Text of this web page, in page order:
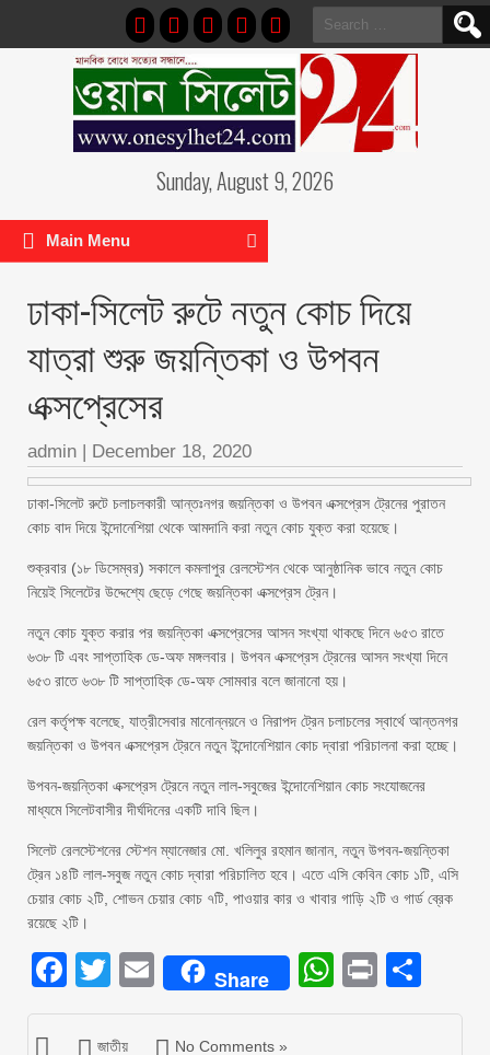
Search
for:
Sunday, August 9, 2026
Main Menu
ঢাকা-সিলেট রুটে নতুন কোচ দিয়ে
যাত্রা শুরু জয়ন্তিকা ও উপবন
এক্সপ্রেসের
admin | December 18, 2020
ঢাকা-সিলেট রুটে চলাচলকারী আন্তঃনগর জয়ন্তিকা ও উপবন এক্সপ্রেস ট্রেনের পুরাতন
কোচ বাদ দিয়ে ইন্দোনেশিয়া থেকে আমদানি করা নতুন কোচ যুক্ত করা হয়েছে।
শুক্রবার (১৮ ডিসেম্বর) সকালে কমলাপুর রেলস্টেশন থেকে আনুষ্ঠানিক ভাবে নতুন কোচ
নিয়েই সিলেটের উদ্দেশ্যে ছেড়ে গেছে জয়ন্তিকা এক্সপ্রেস ট্রেন।
নতুন কোচ যুক্ত করার পর জয়ন্তিকা এক্সপ্রেসের আসন সংখ্যা থাকছে দিনে ৬৫৩ রাতে
৬৩৮ টি এবং সাপ্তাহিক ডে-অফ মঙ্গলবার। উপবন এক্সপ্রেস ট্রেনের আসন সংখ্যা দিনে
৬৫৩ রাতে ৬৩৮ টি সাপ্তাহিক ডে-অফ সোমবার বলে জানানো হয়।
রেল কর্তৃপক্ষ বলেছে, যাত্রীসেবার মানোন্নয়নে ও নিরাপদ ট্রেন চলাচলের স্বার্থে আন্তনগর
জয়ন্তিকা ও উপবন এক্সপ্রেস ট্রেনে নতুন ইন্দোনেশিয়ান কোচ দ্বারা পরিচালনা করা হচ্ছে।
উপবন-জয়ন্তিকা এক্সপ্রেস ট্রেনে নতুন লাল-সবুজের ইন্দোনেশিয়ান কোচ সংযোজনের
মাধ্যমে সিলেটবাসীর দীর্ঘদিনের একটি দাবি ছিল।
সিলেট রেলস্টেশনের স্টেশন ম্যানেজার মো. খলিলুর রহমান জানান, নতুন উপবন-জয়ন্তিকা
ট্রেন ১৪টি লাল-সবুজ নতুন কোচ দ্বারা পরিচালিত হবে। এতে এসি কেবিন কোচ ১টি, এসি
চেয়ার কোচ ২টি, শোভন চেয়ার কোচ ৭টি, পাওয়ার কার ও খাবার গাড়ি ২টি ও গার্ড ব্রেক
রয়েছে ২টি।
Facebook
Twitter
EmailShare Print
জাতীয় No Comments »